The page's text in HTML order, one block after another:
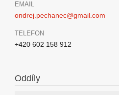
EMAIL
ondrej.pechanec@gmail.com
TELEFON
+420 602 158 912
Oddíly